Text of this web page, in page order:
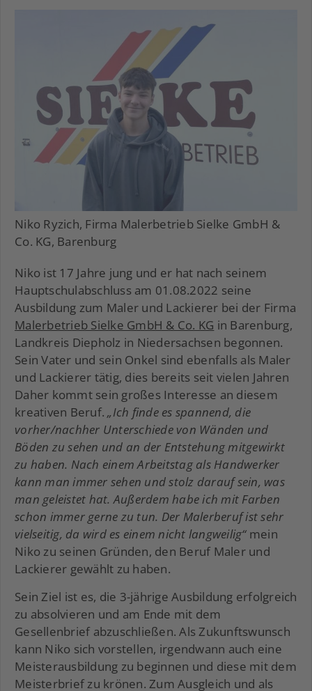
Niko Ryzich, Firma Malerbetrieb Sielke GmbH &
Co. KG, Barenburg
Niko ist 17 Jahre jung und er hat nach seinem
Hauptschulabschluss am 01.08.2022 seine
Ausbildung zum Maler und Lackierer bei der Firma
Malerbetrieb Sielke GmbH & Co. KG in Barenburg,
Landkreis Diepholz in Niedersachsen begonnen.
Sein Vater und sein Onkel sind ebenfalls als Maler
und Lackierer tätig, dies bereits seit vielen Jahren
Daher kommt sein großes Interesse an diesem
kreativen Beruf.„Ich finde es spannend, die
vorher/nachher Unterschiede von Wänden und
Böden zu sehen und an der Entstehung mitgewirkt
zu haben. Nach einem Arbeitstag als Handwerker
kann man immer sehen und stolz darauf sein, was
man geleistet hat. Außerdem habe ich mit Farben
schon immer gerne zu tun. Der Malerberuf ist sehr
vielseitig, da wird es einem nicht langweilig“mein
Niko zu seinen Gründen, den Beruf Maler und
Lackierer gewählt zu haben.
Sein Ziel ist es, die 3-jährige Ausbildung erfolgreich
zu absolvieren und am Ende mit dem
Gesellenbrief abzuschließen. Als Zukunftswunsch
kann Niko sich vorstellen, irgendwann auch eine
Meisterausbildung zu beginnen und diese mit dem
Meisterbrief zu krönen. Zum Ausgleich und als